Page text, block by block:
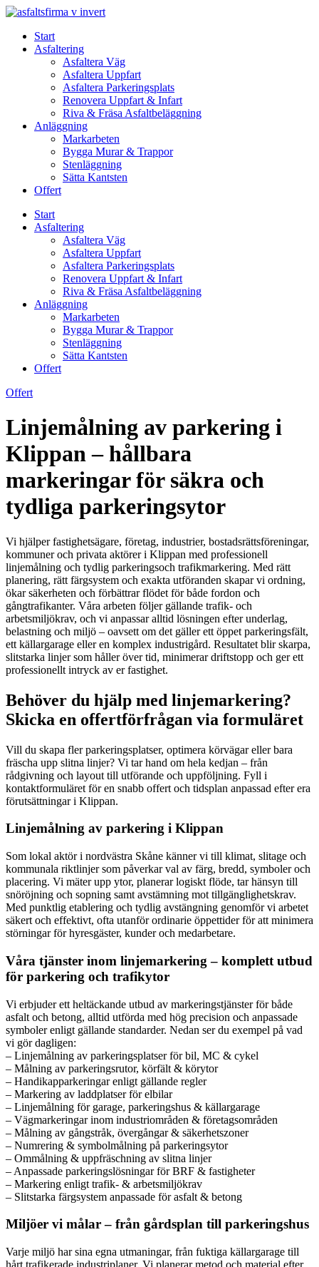
Skip
contentStart
Asfaltering
Asfaltera Väg
Asfaltera Uppfart
Asfaltera Parkeringsplats
Renovera Uppfart & Infart
Riva & Fräsa Asfaltbeläggning
Anläggning
Markarbeten
Bygga Murar & Trappor
Stenläggning
Sätta Kantsten
Offert
Start
Asfaltering
Asfaltera Väg
Asfaltera Uppfart
Asfaltera Parkeringsplats
Renovera Uppfart & Infart
Riva & Fräsa Asfaltbeläggning
Anläggning
Markarbeten
Bygga Murar & Trappor
Stenläggning
Sätta Kantsten
Offert
Offert
Linjemålning av parkering i
Klippan – hållbara
markeringar för säkra och
tydliga parkeringsytor
Vi hjälper fastighetsägare, företag, industrier, bostadsrättsföreningar,
kommuner och privata aktörer i Klippan med professionell
linjemålning och tydlig parkeringsoch trafikmarkering. Med rätt
planering, rätt färgsystem och exakta utföranden skapar vi ordning,
ökar säkerheten och förbättrar flödet för både fordon och
gångtrafikanter. Våra arbeten följer gällande trafik- och
arbetsmiljökrav, och vi anpassar alltid lösningen efter underlag,
belastning och miljö – oavsett om det gäller ett öppet parkeringsfält,
ett källargarage eller en komplex industrigård. Resultatet blir skarpa,
slitstarka linjer som håller över tid, minimerar driftstopp och ger ett
professionellt intryck av er fastighet.
Behöver du hjälp med linjemarkering?
Skicka en offertförfrågan via formuläret
Vill du skapa fler parkeringsplatser, optimera körvägar eller bara
fräscha upp slitna linjer? Vi tar hand om hela kedjan – från
rådgivning och layout till utförande och uppföljning. Fyll i
kontaktformuläret för en snabb offert och tidsplan anpassad efter era
förutsättningar i Klippan.
Linjemålning av parkering i Klippan
Som lokal aktör i nordvästra Skåne känner vi till klimat, slitage och
kommunala riktlinjer som påverkar val av färg, bredd, symboler och
placering. Vi mäter upp ytor, planerar logiskt flöde, tar hänsyn till
snöröjning och sopning samt avstämning mot tillgänglighetskrav.
Med punktlig etablering och tydlig avstängning genomför vi arbetet
säkert och effektivt, ofta utanför ordinarie öppettider för att minimera
störningar för hyresgäster, kunder och medarbetare.
Våra tjänster inom linjemarkering – komplett utbud
för parkering och trafikytor
Vi erbjuder ett heltäckande utbud av markeringstjänster för både
asfalt och betong, alltid utförda med hög precision och anpassade
symboler enligt gällande standarder. Nedan ser du exempel på vad
vi gör dagligen:
– Linjemålning av parkeringsplatser för bil, MC & cykel
– Målning av parkeringsrutor, körfält & körytor
– Handikapparkeringar enligt gällande regler
– Markering av laddplatser för elbilar
– Linjemålning för garage, parkeringshus & källargarage
– Vägmarkeringar inom industriområden & företagsområden
– Målning av gångstråk, övergångar & säkerhetszoner
– Numrering & symbolmålning på parkeringsytor
– Ommålning & uppfräschning av slitna linjer
– Anpassade parkeringslösningar för BRF & fastigheter
– Markering enligt trafik- & arbetsmiljökrav
– Slitstarka färgsystem anpassade för asfalt & betong
Miljöer vi målar – från gårdsplan till parkeringshus
Varje miljö har sina egna utmaningar, från fuktiga källargarage till
hårt trafikerade industriplaner. Vi planerar metod och material efter